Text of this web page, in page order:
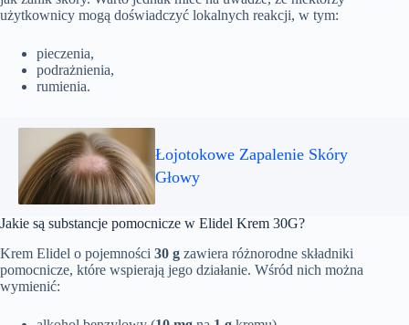
użytkownicy mogą doświadczyć lokalnych reakcji, w tym:
pieczenia,
podrażnienia,
rumienia.
Łojotokowe Zapalenie Skóry
Głowy
Jakie są substancje pomocnicze w Elidel Krem 30G?
Krem Elidel o pojemności 30 g zawiera różnorodne składniki
pomocnicze, które wspierają jego działanie. Wśród nich można
wymienić: